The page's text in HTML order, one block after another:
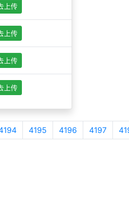
上传
上传
上传
上传
4195 4196 4197